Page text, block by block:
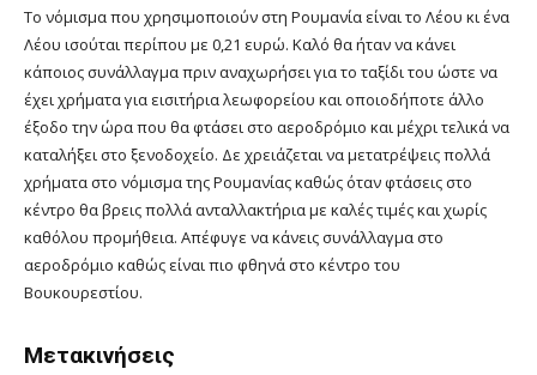
Το νόμισμα που χρησιμοποιούν στη Ρουμανία είναι το Λέου κι ένα
Λέου ισούται περίπου με 0,21 ευρώ. Καλό θα ήταν να κάνει
κάποιος συνάλλαγμα πριν αναχωρήσει για το ταξίδι του ώστε να
έχει χρήματα για εισιτήρια λεωφορείου και οποιοδήποτε άλλο
έξοδο την ώρα που θα φτάσει στο αεροδρόμιο και μέχρι τελικά να
καταλήξει στο ξενοδοχείο. Δε χρειάζεται να μετατρέψεις πολλά
χρήματα στο νόμισμα της Ρουμανίας καθώς όταν φτάσεις στο
κέντρο θα βρεις πολλά ανταλλακτήρια με καλές τιμές και χωρίς
καθόλου προμήθεια. Απέφυγε να κάνεις συνάλλαγμα στο
αεροδρόμιο καθώς είναι πιο φθηνά στο κέντρο του
Βουκουρεστίου.
Μετακινήσεις